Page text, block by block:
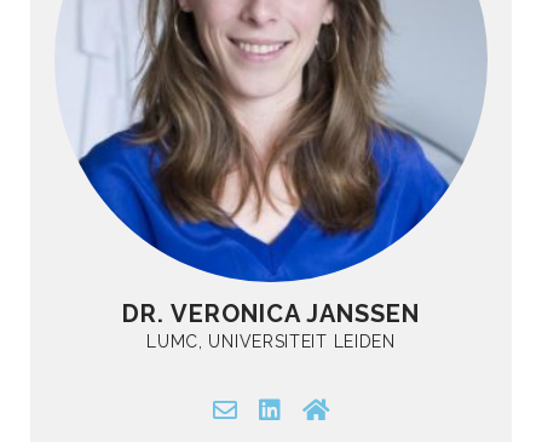
DR. VERONICA JANSSEN
LUMC, UNIVERSITEIT LEIDEN